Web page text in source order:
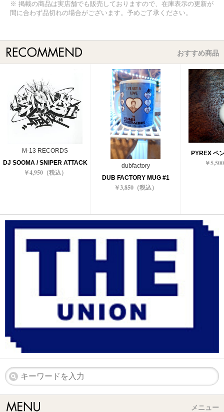
※ 掲載の商品は実店舗でも販売しておりますので、在庫表示の更新が
間に合わず品切れの場合がございます。予めご了承ください。
おすすめ商品
M-13 RECORDS
DJ SOOMA / SNIPER ATTACK
￥4,950（税込）
dubfactory
DUB FACTORY MUG #1
￥3,850（税込）
PYREX ペ
￥
dubfactory
メニュー